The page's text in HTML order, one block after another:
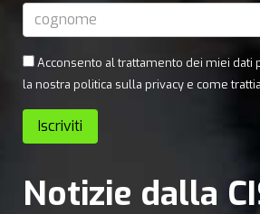
Acconsento al trattamento dei miei dati
la nostra politica sulla privacy e come
Notizie dalla